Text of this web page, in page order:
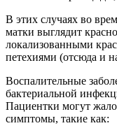
В этих случаях во
матки выглядит
локализованными
петехиями (отсюда и
Воспалительные
бактериальной
Пациентки могут
симптомы, такие как: